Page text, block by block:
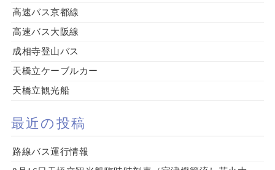
高速バス京都線
高速バス大阪線
成相寺登山バス
天橋立ケーブルカー
天橋立観光船
最近の投稿
路線バス運行情報